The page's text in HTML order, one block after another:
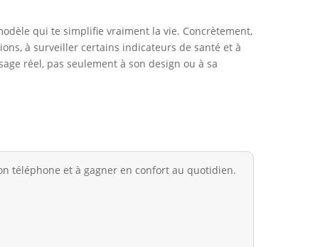
qui te simplifie vraiment la vie. Concrètement,
à surveiller certains indicateurs de santé et à
réel, pas seulement à son design ou à sa
téléphone et à gagner en confort au quotidien.